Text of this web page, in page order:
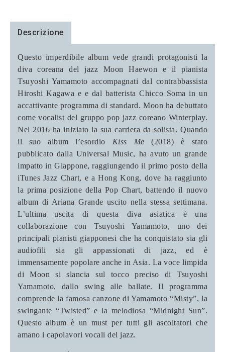
Descrizione
Questo imperdibile album vede grandi protagonisti la
diva coreana del jazz Moon Haewon e il pianista
Tsuyoshi Yamamoto accompagnati dal contrabbassista
Hiroshi Kagawa e e dal batterista Chicco Soma in un
accattivante programma di standard. Moon ha debuttato
come vocalist del gruppo pop jazz coreano Winterplay.
Nel 2016 ha iniziato la sua carriera da solista. Quando
il suo album l’esordio Kiss Me (2018) è stato
pubblicato dalla Universal Music, ha avuto un grande
impatto in Giappone, raggiungendo il primo posto della
iTunes Jazz Chart, e a Hong Kong, dove ha raggiunto
la prima posizione della Pop Chart, battendo il nuovo
album di Ariana Grande uscito nella stessa settimana.
L’ultima uscita di questa diva asiatica è una
collaborazione con Tsuyoshi Yamamoto, uno dei
principali pianisti giapponesi che ha conquistato sia gli
audiofili sia gli appassionati di jazz, ed è
immensamente popolare anche in Asia. La voce limpida
di Moon si slancia sul tocco preciso di Tsuyoshi
Yamamoto, dallo swing alle ballate. Il programma
comprende la famosa canzone di Yamamoto “Misty”, la
swingante “Twisted” e la melodiosa “Midnight Sun”.
Questo album è un must per tutti gli ascoltatori che
amano i capolavori vocali del jazz.